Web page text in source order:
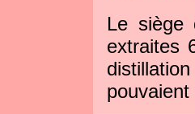
Le siège
extraites